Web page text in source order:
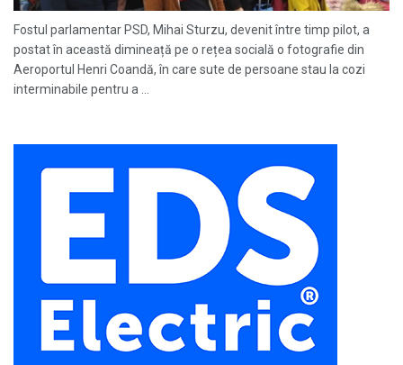
Fostul parlamentar PSD, Mihai Sturzu, devenit între timp pilot, a
postat în această dimineață pe o rețea socială o fotografie din
Aeroportul Henri Coandă, în care sute de persoane stau la cozi
interminabile pentru a ...